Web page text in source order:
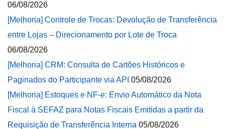
06/08/2026
[Melhoria] Controle de Trocas: Devolução de Transferência
entre Lojas – Direcionamento por Lote de Troca
06/08/2026
[Melhoria] CRM: Consulta de Cartões Históricos e
Paginados do Participante via API 05/08/2026
[Melhoria] Estoques e NF-e: Envio Automático da Nota
Fiscal à SEFAZ para Notas Fiscais Emitidas a partir da
Requisição de Transferência Interna 05/08/2026